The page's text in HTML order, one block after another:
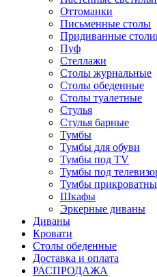
Оттоманки
Письменные столы
Придиванные
Пуф
Стеллажи
Столы журнальные
Столы обеденные
Столы туалетные
Стулья
Стулья барные
Тумбы
Тумбы для обуви
Тумбы под TV
Тумбы под
Тумбы
Шкафы
Эркерные диваны
Диваны
Кровати
Столы обеденные
Доставка и оплата
РАСПРОДАЖА